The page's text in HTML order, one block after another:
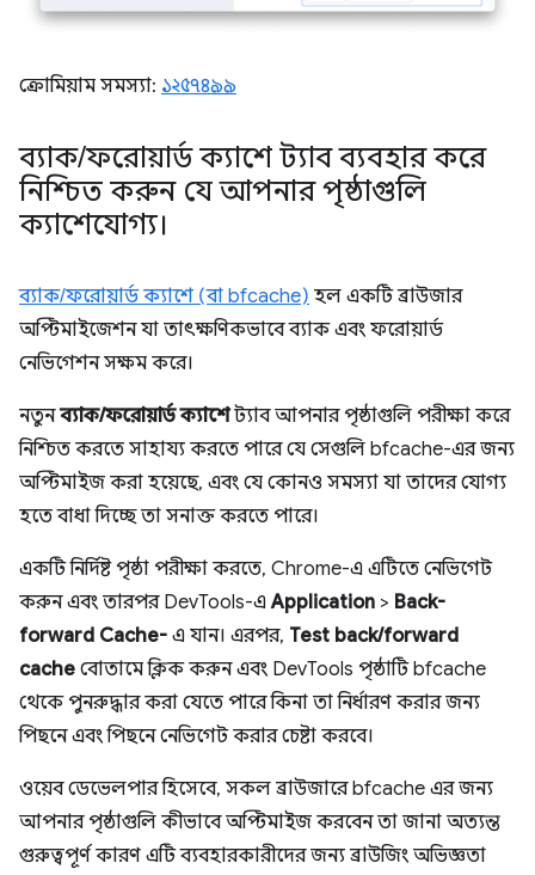
ক্রোমিয়াম সমস্যা: ১২৫৭৪৯৯
ব্যাক/ফরোয়ার্ড ক্যাশে ট্যাব ব্যবহার করে
নিশ্চিত করুন যে আপনার পৃষ্ঠাগুলি
ক্যাশেযোগ্য।
ব্যাক/ফরোয়ার্ড ক্যাশে (বা bfcache) হল একটি ব্রাউজার
অপ্টিমাইজেশন যা তাৎক্ষণিকভাবে ব্যাক এবং ফরোয়ার্ড
নেভিগেশন সক্ষম করে।
নতুনব্যাক/ফরোয়ার্ড ক্যাশেট্যাব আপনার পৃষ্ঠাগুলি পরীক্ষা করে
নিশ্চিত করতে সাহায্য করতে পারে যে সেগুলি bfcache-এর জন্য
অপ্টিমাইজ করা হয়েছে, এবং যে কোনও সমস্যা যা তাদের যোগ্য
হতে বাধা দিচ্ছে তা সনাক্ত করতে পারে।
একটি নির্দিষ্ট পৃষ্ঠা পরীক্ষা করতে, Chrome-এ এটিতে নেভিগেট
করুন এবং তারপর DevTools-এApplication > Back-
forward Cache- এ যান। এরপর, Test back/forward
cache বোতামে ক্লিক করুন এবং DevTools পৃষ্ঠাটি bfcache
থেকে পুনরুদ্ধার করা যেতে পারে কিনা তা নির্ধারণ করার জন্য
পিছনে এবং পিছনে নেভিগেট করার চেষ্টা করবে।
ওয়েব ডেভেলপার হিসেবে, সকল ব্রাউজারে bfcache এর জন্য
আপনার পৃষ্ঠাগুলি কীভাবে অপ্টিমাইজ করবেন তা জানা অত্যন্ত
গুরুত্বপূর্ণ কারণ এটি ব্যবহারকারীদের জন্য ব্রাউজিং অভিজ্ঞতা